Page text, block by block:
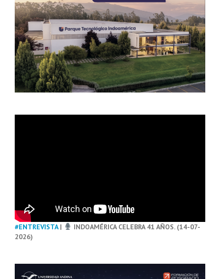
#ENTREVISTA|
INDOAMÉRICA CELEBRA 41 AÑOS. (14-07-
2026)